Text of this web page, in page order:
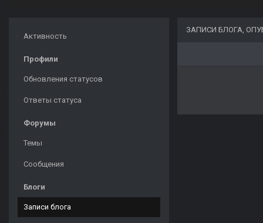
Активность
Профили
Обновления статусов
Ответы статуса
Форумы
Темы
Сообщения
Блоги
Записи блога
ЗАПИСИ БЛОГА,